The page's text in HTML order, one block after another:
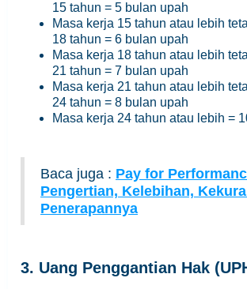
15 tahun = 5 bulan upah
Masa kerja 15 tahun atau lebih
18 tahun = 6 bulan upah
Masa kerja 18 tahun atau lebih
21 tahun = 7 bulan upah
Masa kerja 21 tahun atau lebih
24 tahun = 8 bulan upah
Masa kerja 24 tahun atau lebih =
Baca juga : Pay for
Pengertian, Kelebihan,
Penerapannya
3. Uang Penggantian Hak